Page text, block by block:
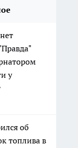
у
об
топлива в